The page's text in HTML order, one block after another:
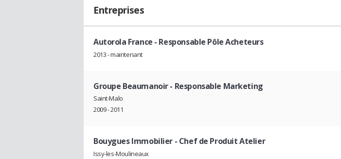
Entreprises
Autorola France - Responsable Pôle Acheteurs
2013 - maintenant
Groupe Beaumanoir- Responsable Marketing
Saint-Malo
2009 - 2011
Bouygues Immobilier - Chef de Produit Atelier
Issy-les-Moulineaux